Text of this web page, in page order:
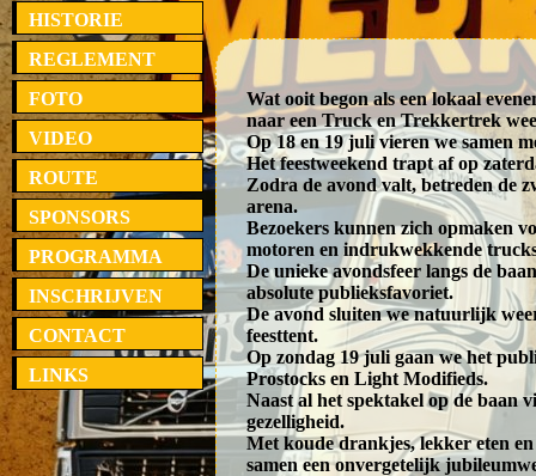
HISTORIE
REGLEMENT
FOTO
VIDEO
ROUTE
SPONSORS
PROGRAMMA
INSCHRIJVEN
CONTACT
LINKS
Wat ooit begon als een lokaal
naar een Truck en Trekkertrek
Op 18 en 19 juli vieren we samen
Het feestweekend trapt af op
Zodra de avond valt, betreden de
arena.
Bezoekers kunnen zich opmaken
motoren en indrukwekkende
De unieke avondsfeer langs de
absolute publieksfavoriet.
De avond sluiten we natuurlijk
feesttent.
Op zondag 19 juli gaan we het
Prostocks en Light Modifieds.
Naast al het spektakel op de baan
gezelligheid.
Met koude drankjes, lekker eten
samen een onvergetelijk